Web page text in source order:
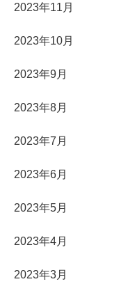
2023年11月
2023年10月
2023年9月
2023年8月
2023年7月
2023年6月
2023年5月
2023年4月
2023年3月